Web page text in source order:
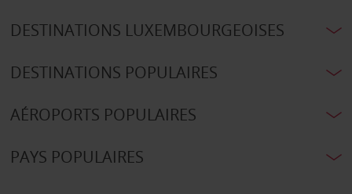
DESTINATIONS LUXEMBOURGEOISES
DESTINATIONS POPULAIRES
AÉROPORTS POPULAIRES
PAYS POPULAIRES